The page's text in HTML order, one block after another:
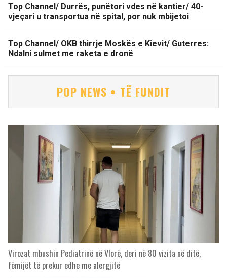
Top Channel/ Durrës, punëtori vdes në kantier/ 40-
vjeçari u transportua në spital, por nuk mbijetoi
Top Channel/ OKB thirrje Moskës e Kievit/ Guterres:
Ndalni sulmet me raketa e dronë
POP NEWS • TË FUNDIT
Virozat mbushin Pediatrinë në Vlorë, deri në 80 vizita në ditë,
fëmijët të prekur edhe me alergjitë